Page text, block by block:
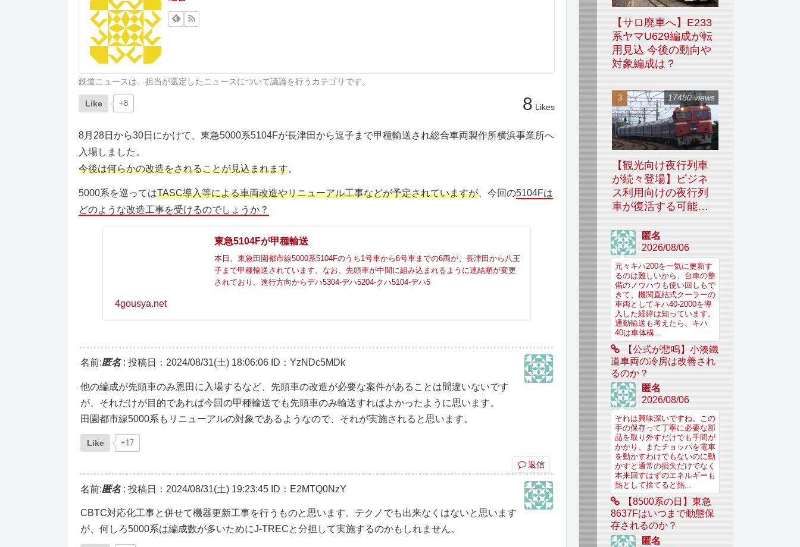
鉄道ニュースは、担当が選定したニュースについて議論を行うカテゴリです。
Like +8 8 Likes
8月28日から30日にかけて、東急5000系5104Fが長津田から逗子まで甲種輸送され総合車両製作所横浜事業所へ
入場しました。
今後は何らかの改造をされることが見込まれます。
5000系を巡ってはTASC導入等による車両改造やリニューアル工事などが予定されていますが 、今回の5104Fは
どのような改造工事を受けるのでしょうか？
東急5104Fが甲種輸送
本日、東急田園都市線5000系5104Fのうち1号車から6号車までの6両が、長津田から八王
子まで甲種輸送されています。なお、先頭車が中間に組み込まれるように連結順が変更
されており、進行方向からデハ5304-デハ5204-クハ5104-デハ5
4gousya.net
名前:匿名: 投稿日：2024/08/31(土) 18:06:06 ID：YzNDc5MDk
他の編成が先頭車のみ恩田に入場するなど、先頭車の改造が必要な案件があることは間違いないです
が、それだけが目的であれば今回の甲種輸送でも先頭車のみ輸送すればよかったように思います。
田園都市線5000系もリニューアルの対象であるようなので、それが実施されると思います。
Like +17
返信
名前:匿名: 投稿日：2024/08/31(土) 19:23:45 ID：E2MTQ0NzY
CBTC対応化工事と併せて機器更新工事を行うものと思います。テクノでも出来なくはないと思います
が、何しろ5000系は編成数が多いためにJ-TRECと分担して実施するのかもしれません。
【サロ廃車へ】E233
系ヤマU629編成が転
用見込 今後の動向や
対象編成は？
【観光向け夜行列車
が続々登場】ビジネ
ス利用向けの夜行列
車が復活する可能性
17480 views
匿名
2026/08/06
元々キハ200を一気に更新す
るのは難しいから、台車の整
備のノウハウも使い回しもで
きて、機関直結式クーラーの
車両としてキハ40-2000を導
入した経緯は知っています。
通勤輸送も考えたら、キハ
40は車体構...
【公式が悲鳴】小湊鐵
道車両の冷房は改善され
るのか？
匿名
2026/08/06
それは興味深いですね。この
手の保存って丁寧に必要な部
品を取り外すだけでも手間が
かかり、またチョッパを電車
を動かすわけでもないのに動
かすと通常の損失だけでなく
本来回すはずのエネルギーも
熱として捨てると熱...
【8500系の日】東急
8637Fはいつまで動態保
存されるのか？
匿名